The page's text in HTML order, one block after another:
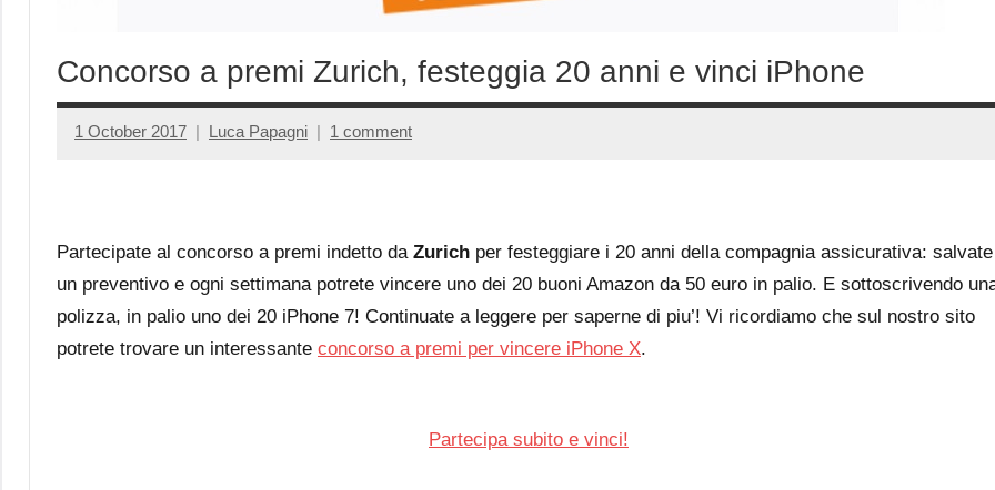
Concorso a premi Zurich, festeggia 20 anni e vinci iPhone
1 October 2017 Luca Papagni 1 comment
Partecipate al concorso a premi indetto da Zurich per festeggiare i 20 anni della compagnia assicurativa: salvate
un preventivo e ogni settimana potrete vincere uno dei 20 buoni Amazon da 50 euro in palio. E sottoscrivendo
polizza, in palio uno dei 20 iPhone 7! Continuate a leggere per saperne di piu’! Vi ricordiamo che sul nostro sito
potrete trovare un interessante concorso a premi per vincere iPhone X.
Partecipa subito e vinci!